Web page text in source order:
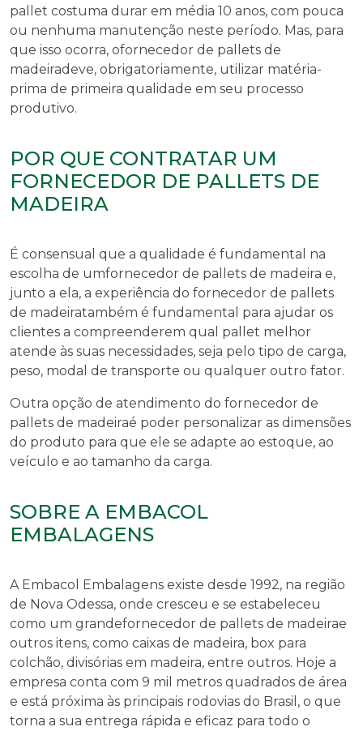
pallet costuma durar em média 10 anos, com pouca
ou nenhuma manutenção neste período. Mas, para
que isso ocorra, ofornecedor de pallets de
madeiradeve, obrigatoriamente, utilizar matéria-
prima de primeira qualidade em seu processo
produtivo.
POR QUE CONTRATAR UM
FORNECEDOR DE PALLETS DE
MADEIRA
É consensual que a qualidade é fundamental na
escolha de umfornecedor de pallets de madeira e,
junto a ela, a experiência do fornecedor de pallets
de madeiratambém é fundamental para ajudar os
clientes a compreenderem qual pallet melhor
atende às suas necessidades, seja pelo tipo de carga,
peso, modal de transporte ou qualquer outro fator.
Outra opção de atendimento do fornecedor de
pallets de madeiraé poder personalizar as dimensões
do produto para que ele se adapte ao estoque, ao
veículo e ao tamanho da carga.
SOBRE A EMBACOL
EMBALAGENS
A Embacol Embalagens existe desde 1992, na região
de Nova Odessa, onde cresceu e se estabeleceu
como um grandefornecedor de pallets de madeirae
outros itens, como caixas de madeira, box para
colchão, divisórias em madeira, entre outros. Hoje a
empresa conta com 9 mil metros quadrados de área
e está próxima às principais rodovias do Brasil, o que
torna a sua entrega rápida e eficaz para todo o